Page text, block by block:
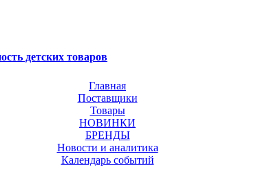
детских товаров
Главная
Поставщики
Товары
НОВИНКИ
БРЕНДЫ
Новости и аналитика
Календарь событий